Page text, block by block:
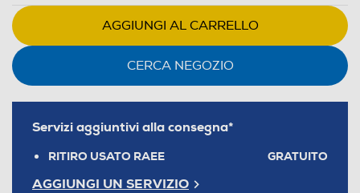
AGGIUNGI AL CARRELLO
CERCA NEGOZIO
Servizi aggiuntivi alla consegna*
RITIRO USATO RAEE GRATUITO
AGGIUNGI UN SERVIZIO